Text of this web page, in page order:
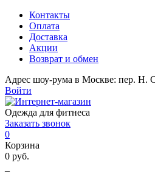
Контакты
Оплата
Доставка
Акции
Возврат и обмен
Адрес шоу-рума в Москве: пер. Н.
Войти
Одежда для фитнеса
Заказать звонок
0
Корзина
0 руб.